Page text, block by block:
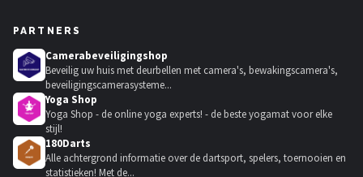
PARTNERS
Camerabeveiligingshop
Beveilig uw huis met deurbellen met camera's, bewakingscamera's,
beveiligingscamerasysteme...
Yoga Shop
Yoga Shop - de online yoga experts! - de beste yogamat voor elke
stijl!
180Darts
Alle achtergrond informatie over de dartsport, spelers, toernooien en
statistieken! Met de...